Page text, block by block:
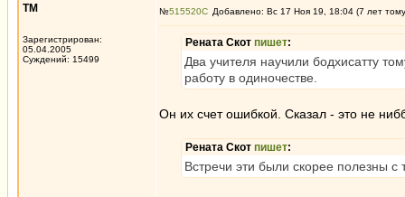
ТМ
Зарегистрирован:
05.04.2005
Суждений: 15499
№515520 Добавлено: Вс 17 Ноя 19, 18:04 (7 лет
Рената Скот пишет:
Два учителя научили бодхисатту
работу в одиночестве.
Он их счет ошибкой. Сказал - это не
Рената Скот пишет:
Встречи эти были скорее полезны с